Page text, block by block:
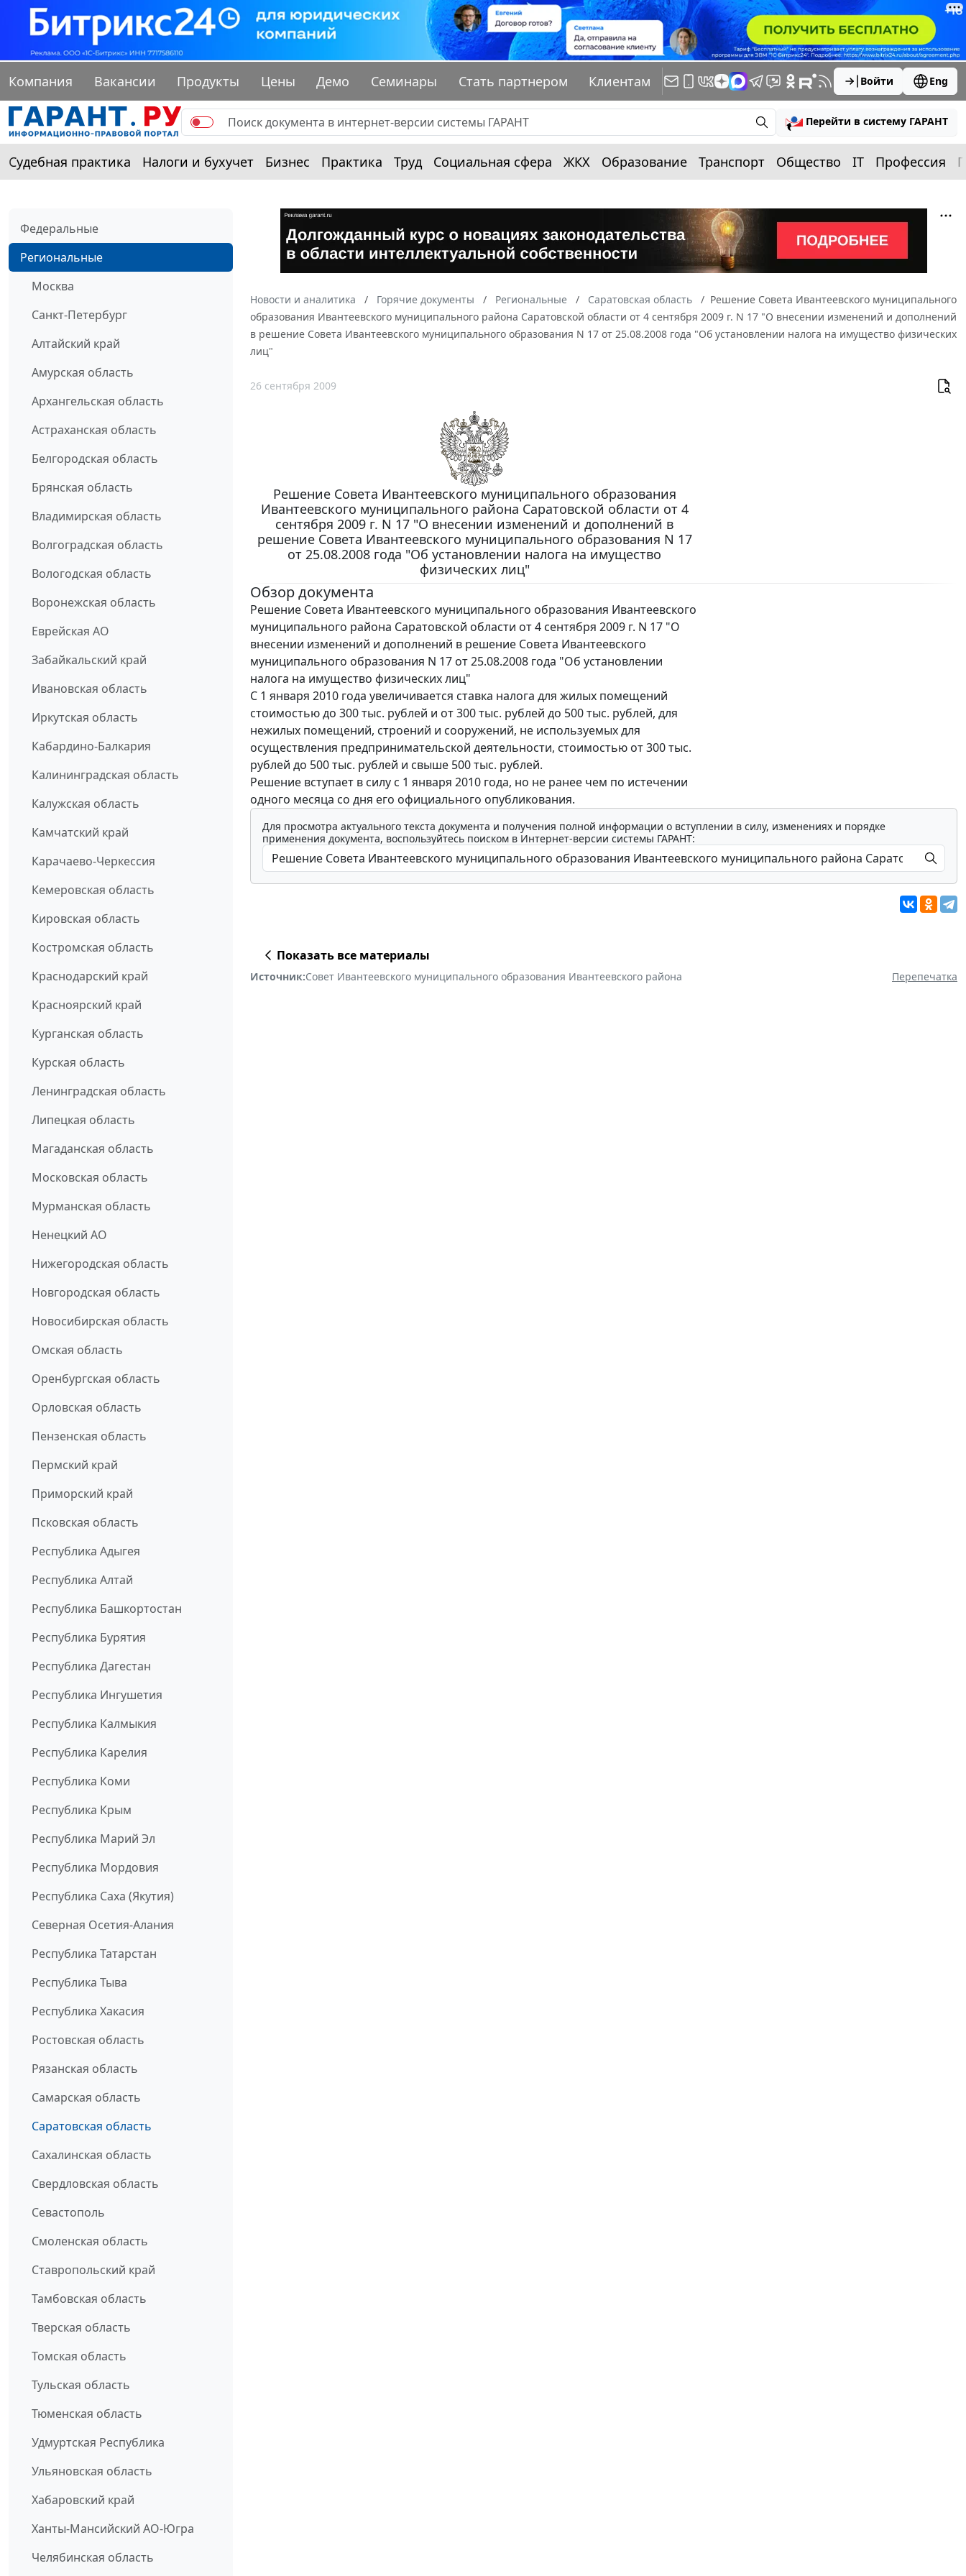
Компания Вакансии Продукты Цены Демо Семинары Стать партнером Клиентам Войти Eng
Перейти в систему ГАРАНТ
Судебная практика Налоги и бухучет Бизнес Практика Труд Социальная сфера ЖКХ Образование Транспорт Общество IT Профессия
Федеральные
Региональные
Москва
Санкт-Петербург
Алтайский край
Амурская область
Архангельская область
Астраханская область
Белгородская область
Брянская область
Владимирская область
Волгоградская область
Вологодская область
Воронежская область
Еврейская АО
Забайкальский край
Ивановская область
Иркутская область
Кабардино-Балкария
Калининградская область
Калужская область
Камчатский край
Карачаево-Черкессия
Кемеровская область
Кировская область
Костромская область
Краснодарский край
Красноярский край
Курганская область
Курская область
Ленинградская область
Липецкая область
Магаданская область
Московская область
Мурманская область
Ненецкий АО
Нижегородская область
Новгородская область
Новосибирская область
Омская область
Оренбургская область
Орловская область
Пензенская область
Пермский край
Приморский край
Псковская область
Республика Адыгея
Республика Алтай
Республика Башкортостан
Республика Бурятия
Республика Дагестан
Республика Ингушетия
Республика Калмыкия
Республика Карелия
Республика Коми
Республика Крым
Республика Марий Эл
Республика Мордовия
Республика Саха (Якутия)
Северная Осетия-Алания
Республика Татарстан
Республика Тыва
Республика Хакасия
Ростовская область
Рязанская область
Самарская область
Саратовская область
Сахалинская область
Свердловская область
Севастополь
Смоленская область
Ставропольский край
Тамбовская область
Тверская область
Томская область
Тульская область
Тюменская область
Удмуртская Республика
Ульяновская область
Хабаровский край
Ханты-Мансийский АО-Югра
Челябинская область
Новости и аналитика Горячие документы Региональные Саратовская область
Решение Совета Ивантеевского муниципального
образования Ивантеевского муниципального района Саратовской области от 4 сентября 2009 г. N 17 "О внесении изменений и дополнений
в решение Совета Ивантеевского муниципального образования N 17 от 25.08.2008 года "Об установлении налога на имущество физических
лиц"
26 сентября 2009
Решение Совета Ивантеевского муниципального образования
Ивантеевского муниципального района Саратовской области от 4
сентября 2009 г. N 17 "О внесении изменений и дополнений в
решение Совета Ивантеевского муниципального образования N 17
от 25.08.2008 года "Об установлении налога на имущество
физических лиц"
Обзор документа
Решение Совета Ивантеевского муниципального образования Ивантеевского
муниципального района Саратовской области от 4 сентября 2009 г. N 17 "О
внесении изменений и дополнений в решение Совета Ивантеевского
муниципального образования N 17 от 25.08.2008 года "Об установлении
налога на имущество физических лиц"
С 1 января 2010 года увеличивается ставка налога для жилых помещений
стоимостью до 300 тыс. рублей и от 300 тыс. рублей до 500 тыс. рублей, для
нежилых помещений, строений и сооружений, не используемых для
осуществления предпринимательской деятельности, стоимостью от 300 тыс.
рублей до 500 тыс. рублей и свыше 500 тыс. рублей.
Решение вступает в силу с 1 января 2010 года, но не ранее чем по истечении
одного месяца со дня его официального опубликования.
Для просмотра актуального текста документа и получения полной информации о вступлении в силу, изменениях и порядке
применения документа, воспользуйтесь поиском в Интернет-версии системы ГАРАНТ:
Показать все материалы
Источник:Совет Ивантеевского муниципального образования Ивантеевского района Перепечатка